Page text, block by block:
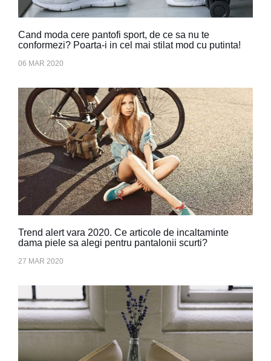
Cand moda cere pantofi sport, de ce sa nu te
conformezi? Poarta-i in cel mai stilat mod cu putinta!
06 MAR 2020
Trend alert vara 2020. Ce articole de incaltaminte
dama piele sa alegi pentru pantalonii scurti?
27 MAR 2020